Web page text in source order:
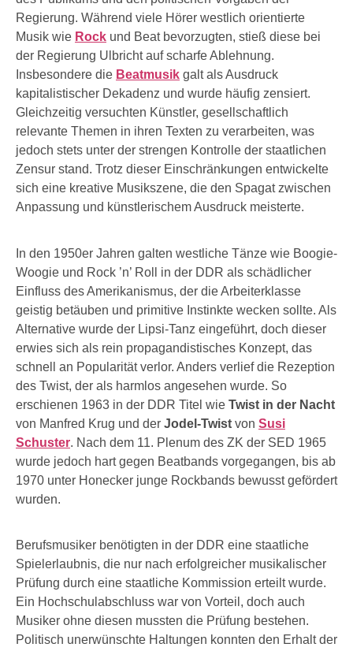
Regierung. Während viele Hörer westlich orientierte
Musik wie Rock und Beat bevorzugten, stieß diese bei
der Regierung Ulbricht auf scharfe Ablehnung.
Insbesondere die Beatmusik galt als Ausdruck
kapitalistischer Dekadenz und wurde häufig zensiert.
Gleichzeitig versuchten Künstler, gesellschaftlich
relevante Themen in ihren Texten zu verarbeiten, was
jedoch stets unter der strengen Kontrolle der staatlichen
Zensur stand. Trotz dieser Einschränkungen entwickelte
sich eine kreative Musikszene, die den Spagat zwischen
Anpassung und künstlerischem Ausdruck meisterte.
In den 1950er Jahren galten westliche Tänze wie Boogie-
Woogie und Rock ’n’ Roll in der DDR als schädlicher
Einfluss des Amerikanismus, der die Arbeiterklasse
geistig betäuben und primitive Instinkte wecken sollte. Als
Alternative wurde der Lipsi-Tanz eingeführt, doch dieser
erwies sich als rein propagandistisches Konzept, das
schnell an Popularität verlor. Anders verlief die Rezeption
des Twist, der als harmlos angesehen wurde. So
erschienen 1963 in der DDR Titel wie Twist in der Nacht
von Manfred Krug und der Jodel-Twist von Susi
Schuster. Nach dem 11. Plenum des ZK der SED 1965
wurde jedoch hart gegen Beatbands vorgegangen, bis ab
1970 unter Honecker junge Rockbands bewusst gefördert
wurden.
Berufsmusiker benötigten in der DDR eine staatliche
Spielerlaubnis, die nur nach erfolgreicher musikalischer
Prüfung durch eine staatliche Kommission erteilt wurde.
Ein Hochschulabschluss war von Vorteil, doch auch
Musiker ohne diesen mussten die Prüfung bestehen.
Politisch unerwünschte Haltungen konnten den Erhalt der